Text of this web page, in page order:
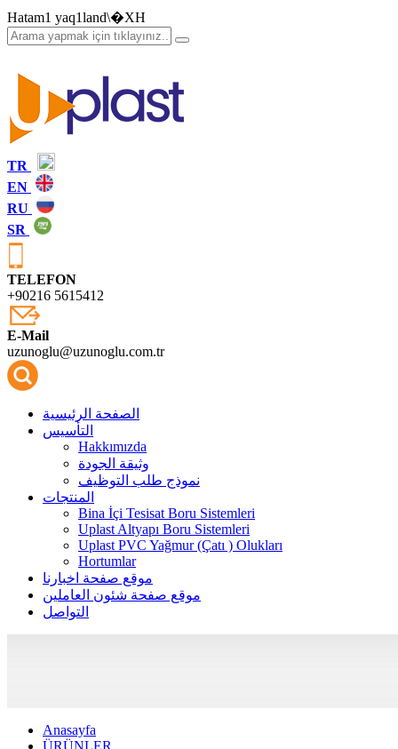
Hatam1 yaq1land\�XH
TR
EN
RU
SR
TELEFON
+90216 5615412
E-Mail
uzunoglu@uzunoglu.com.tr
الصفحة الرئيسية
التأسيس
Hakkımızda
وثيقة الجودة
نموذج طلب التوظيف
المنتجات
Bina İçi Tesisat Boru Sistemleri
Uplast Altyapı Boru Sistemleri
Uplast PVC Yağmur (Çatı ) Olukları
Hortumlar
موقع صفحة اخبارنا
موقع صفحة شئون العاملين
التواصل
Anasayfa
ÜRÜNLER